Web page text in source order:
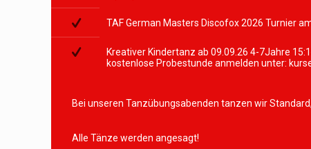
TAF German Masters Discofox 2026 Turnier
Kreativer Kindertanz ab 09.09.26 4-7Jahre
kostenlose Probestunde anmelden unter:
Bei unseren Tanzübungsabenden tanzen wir
Alle Tänze werden angesagt!